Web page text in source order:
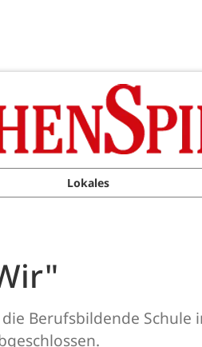
Lokales
Berufsbildende Schule